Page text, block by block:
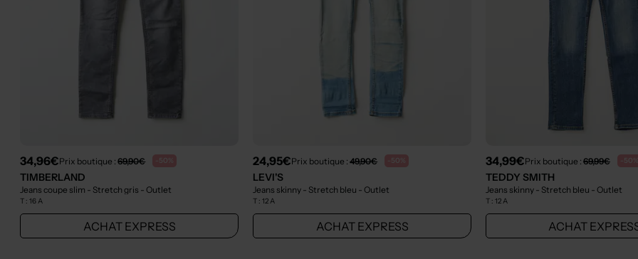
34,96€Prix boutique :69,90€ -50%
TIMBERLAND
Jeans coupe slim - Stretch gris - Outlet
T :16 A
ACHAT EXPRESS
24,95€Prix boutique :49,90€ -50%
LEVI'S
Jeans skinny - Stretch bleu - Outlet
T :12 A
ACHAT EXPRESS
34,99€Prix boutique : 69,99€ -50%
TEDDY SMITH
Jeans skinny - Stretch bleu - Outlet
T : 12 A
ACHAT